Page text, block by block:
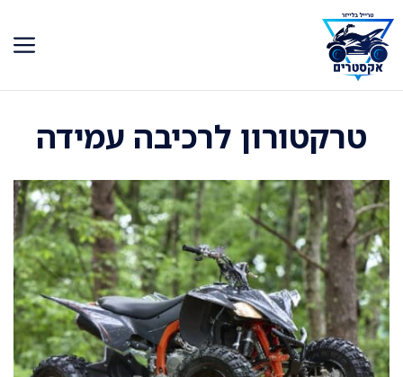
לדלג
לתוכן
טרקטורון לרכיבה עמידה